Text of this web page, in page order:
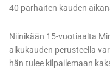
40 parhaiten kauden
Niinikään 15-vuotiaalta
alkukauden perusteella
hän tulee kilpailemaan